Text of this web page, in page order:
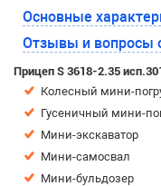
Основные
Отзывы и вопросы
Прицеп S 3618-2.35
Колесный мини-
Гусеничный мини-
Мини-экскаватор
Мини-самосвал
Мини-бульдозер